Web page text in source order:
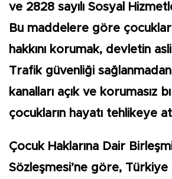
ve 2828 sayılı Sosyal
Bu maddelere göre
hakkını korumak, devletin
Trafik güvenliği
kanalları açık ve korumasız
çocukların hayatı tehlikeye
Çocuk Haklarına Dair
Sözleşmesi’ne göre,